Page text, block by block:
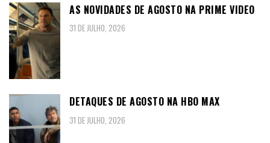
AS NOVIDADES DE AGOSTO NA PRIME VIDEO
31 DE JULHO, 2026
DETAQUES DE AGOSTO NA HBO MAX
31 DE JULHO, 2026